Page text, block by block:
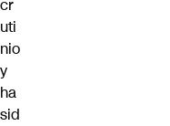
cr
uti
nio
y
ha
sid